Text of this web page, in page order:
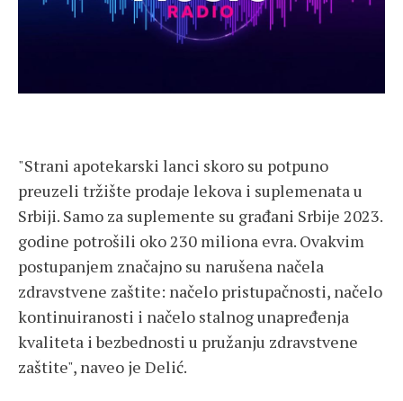
"Strani apotekarski lanci skoro su potpuno
preuzeli tržište prodaje lekova i suplemenata u
Srbiji. Samo za suplemente su građani Srbije 2023.
godine potrošili oko 230 miliona evra. Ovakvim
postupanjem značajno su narušena načela
zdravstvene zaštite: načelo pristupačnosti, načelo
kontinuiranosti i načelo stalnog unapređenja
kvaliteta i bezbednosti u pružanju zdravstvene
zaštite", naveo je Delić.